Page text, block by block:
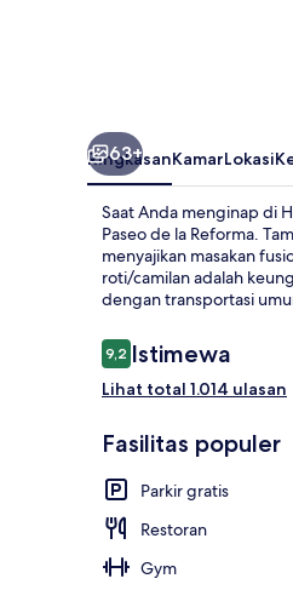
63+
RingkasanKamarLokasi
Saat Anda menginap di
Paseo de la Reforma.
menyajikan masakan
roti/camilan adalah
dengan transportasi
Ulasan
9,29,2 dari 10
Istimewa
Lihat total 1.014 ulasan
Fasilitas populer
Parkir gratis
Restoran
Gym